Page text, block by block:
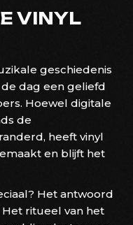
VINYL
geschiedenis
dag een geliefd
Hoewel digitale
de
heeft vinyl
en blijft het
Het antwoord
ritueel van het